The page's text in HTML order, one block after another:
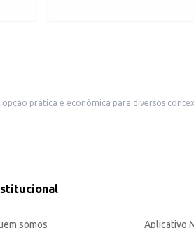
em embalagem multi-unidades é ideal para revenda em pequenos
para o varejo quanto para o consumidor
somos Aplicativo